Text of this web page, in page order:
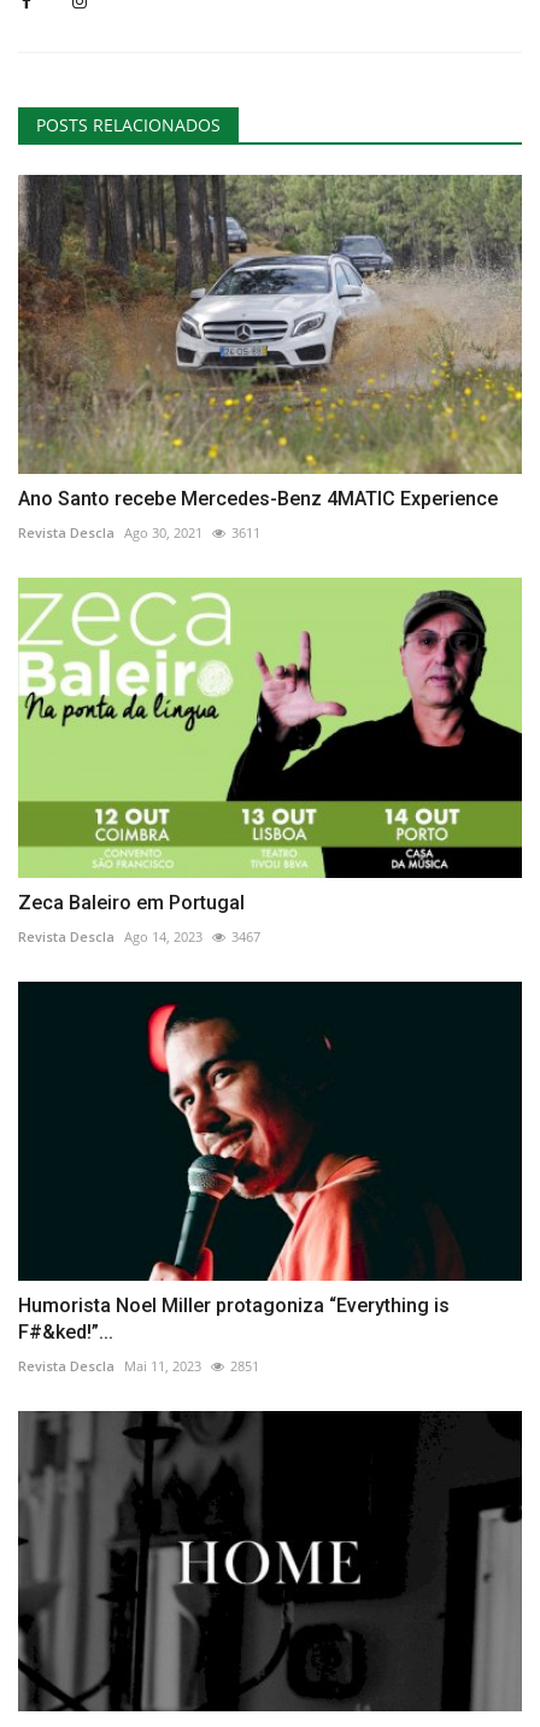
POSTS RELACIONADOS
Ano Santo recebe Mercedes-Benz 4MATIC Experience
Revista Descla Ago 30, 2021 3611
Zeca Baleiro em Portugal
Revista Descla Ago 14, 2023 3467
Humorista Noel Miller protagoniza “Everything is
F#&ked!”...
Revista Descla Mai 11, 2023 2851